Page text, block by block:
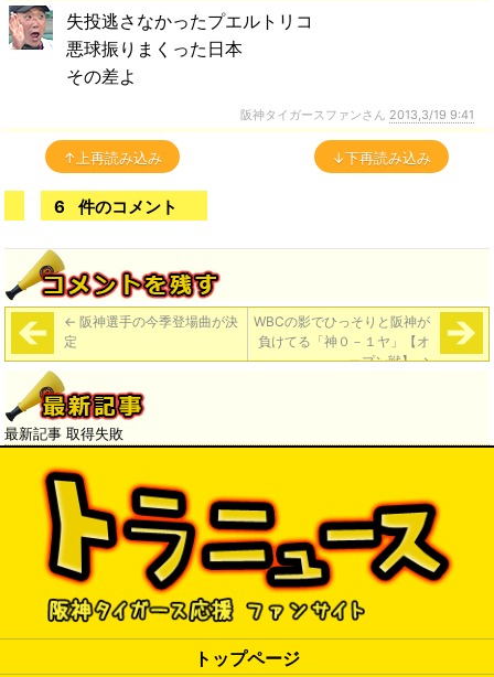
失投逃さなかったプエルトリコ
悪球振りまくった日本
その差よ
阪神タイガースファンさん 2013,3/19 9:41
↑上再読み込み ↓下再読み込み
6 件のコメント
← 阪神選手の今季登場曲が決
定
WBCの影でひっそりと阪神が
負けてる「神０－１ヤ」【オ
ープン戦】→
最新記事 取得失敗
トップページ